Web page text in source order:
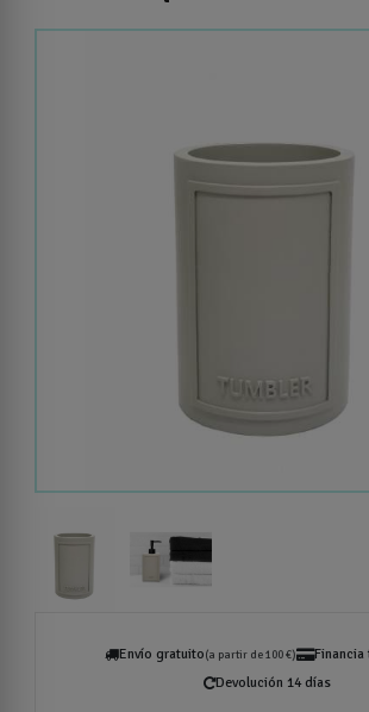
Envío gratuito(a partir de 100 €)
Financia
Devolución 14 días